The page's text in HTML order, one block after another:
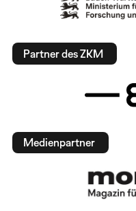
Partner des ZKM
Medienpartner